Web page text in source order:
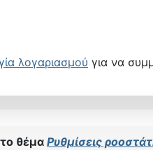
λογαριασμού για να
θέμα Ρυθμίσεις